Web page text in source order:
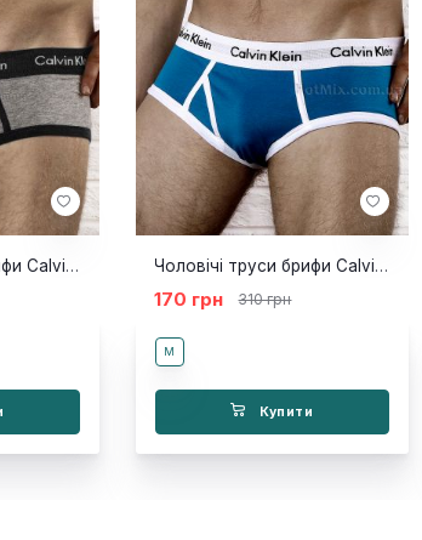
Чоловічі труси брифи Calvin Klein 365 Grey Black Brief Чоловічі труси брифи Calvin Klein 365 Navy Brief
170 грн 310 грн
M
Купити